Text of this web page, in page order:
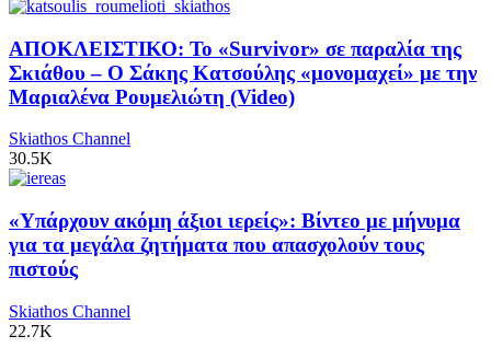
ΑΠΟΚΛΕΙΣΤΙΚΟ: Το «Survivor» σε παραλία της
Σκιάθου – Ο Σάκης Κατσούλης «μονομαχεί» με την
Μαριαλένα Ρουμελιώτη (Video)
Skiathos Channel
30.5K
«Υπάρχουν ακόμη άξιοι ιερείς»: Βίντεο με μήνυμα
για τα μεγάλα ζητήματα που απασχολούν τους
πιστούς
Skiathos Channel
22.7K